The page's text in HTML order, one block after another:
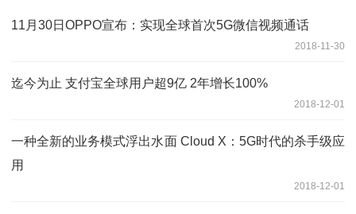
11月30日OPPO宣布：实现全球首次5G微信视频通话
2018-11-30
迄今为止 支付宝全球用户超9亿 2年增长100%
2018-12-01
一种全新的业务模式浮出水面 Cloud X：5G时代的杀手级应
用
2018-12-01